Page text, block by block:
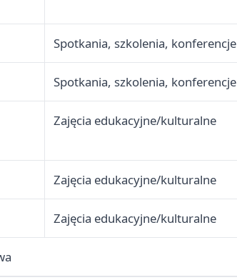
Spotkania, szkolenia, konferencje
Spotkania, szkolenia, konferencje
Zajęcia edukacyjne/kulturalne
Zajęcia edukacyjne/kulturalne
Zajęcia edukacyjne/kulturalne